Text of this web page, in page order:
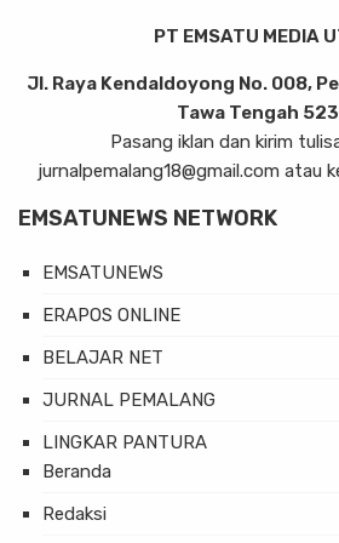
PT EMSATU MEDIA
Jl. Raya Kendaldoyong No. 008,
Tawa Tengah
Pasang iklan dan kirim
jurnalpemalang18@gmail.com atau
EMSATUNEWS NETWORK
EMSATUNEWS
ERAPOS ONLINE
BELAJAR NET
JURNAL PEMALANG
LINGKAR PANTURA
Beranda
Redaksi